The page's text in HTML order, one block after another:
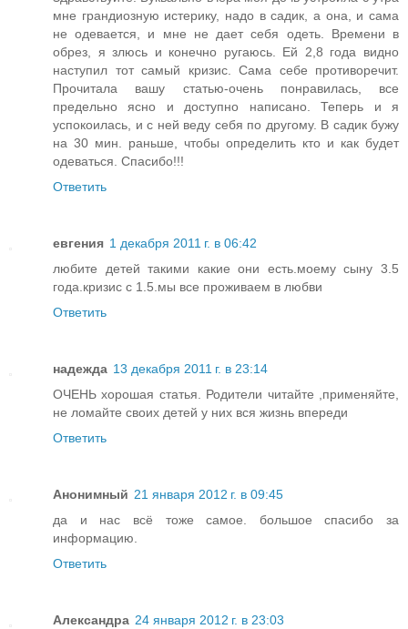
мне грандиозную истерику, надо в садик, а она, и сама
не одевается, и мне не дает себя одеть. Времени в
обрез, я злюсь и конечно ругаюсь. Ей 2,8 года видно
наступил тот самый кризис. Сама себе противоречит.
Прочитала вашу статью-очень понравилась, все
предельно ясно и доступно написано. Теперь и я
успокоилась, и с ней веду себя по другому. В садик бужу
на 30 мин. раньше, чтобы определить кто и как будет
одеваться. Спасибо!!!
Ответить
евгения 1 декабря 2011 г. в 06:42
любите детей такими какие они есть.моему сыну 3.5
года.кризис с 1.5.мы все проживаем в любви
Ответить
надежда 13 декабря 2011 г. в 23:14
ОЧЕНЬ хорошая статья. Родители читайте ,применяйте,
не ломайте своих детей у них вся жизнь впереди
Ответить
Анонимный 21 января 2012 г. в 09:45
да и нас всё тоже самое. большое спасибо за
информацию.
Ответить
Александра 24 января 2012 г. в 23:03